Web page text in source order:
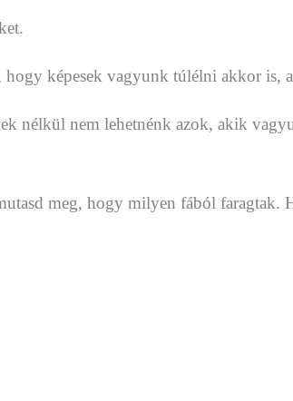
hogy képesek vagyunk túlélni akkor is,
nélkül nem lehetnénk azok, akik
meg, hogy milyen fából